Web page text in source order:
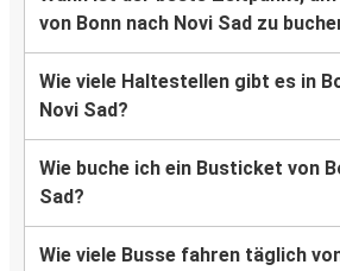
von Bonn nach Novi Sad zu
Wie viele Haltestellen gibt es in
Novi Sad?
Wie buche ich ein Busticket von
Sad?
Wie viele Busse fahren täglich